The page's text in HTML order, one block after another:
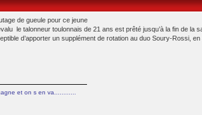
de gueule pour ce jeune
le talonneur toulonnais de 21 ans est prêté jusqu’à la fin de la
d’apporter un supplément de rotation au duo Soury-Rossi,
et on s en va............